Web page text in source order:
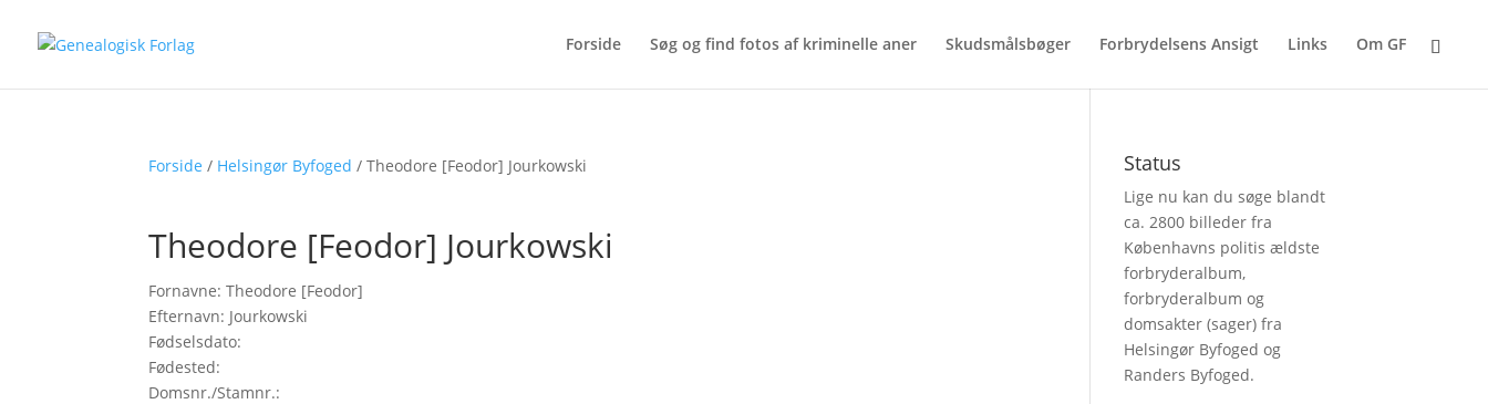
Forside Søg og find fotos af kriminelle aner Skudsmålsbøger Forbrydelsens Ansigt Links Om GF
Forside / Helsingør Byfoged / Theodore [Feodor] Jourkowski
Theodore [Feodor] Jourkowski
Fornavne: Theodore [Feodor]
Efternavn: Jourkowski
Fødselsdato:
Fødested:
Domsnr./Stamnr.:
Status
Lige nu kan du søge blandt
ca. 2800 billeder fra
Københavns politis ældste
forbryderalbum,
forbryderalbum og
domsakter (sager) fra
Helsingør Byfoged og
Randers Byfoged.